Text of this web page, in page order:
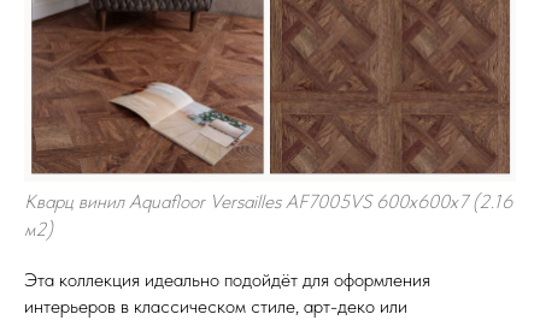
Кварц винил Aquafloor Versailles AF7005VS 600x600x7 (2.16
м2)
Эта коллекция идеально подойдёт для оформления
интерьеров в классическом стиле, арт-деко или